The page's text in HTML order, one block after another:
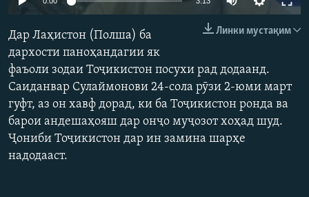
ГУЗОРИШҲОИ РАДИОӢ
ПАЙГИРӢ КУНЕД
Ҳамаи сомонаҳои RFE/RL
Auto 360p 480p
720p 1080p
480p
1080p
Линки мустақим
Дар Лаҳистон (Полша) ба
дархости паноҳандагии як
фаъоли зодаи Тоҷикистон посухи рад додаанд.
Саиданвар Сулаймонови 24-сола рӯзи 2-юми март
гуфт, аз он хавф дорад, ки ба Тоҷикистон ронда ва
барои андешаҳояш дар онҷо муҷозот хоҳад шуд.
Ҷониби Тоҷикистон дар ин замина шарҳе
надодааст.